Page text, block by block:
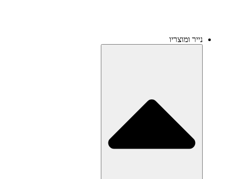
נייר ומוצריו